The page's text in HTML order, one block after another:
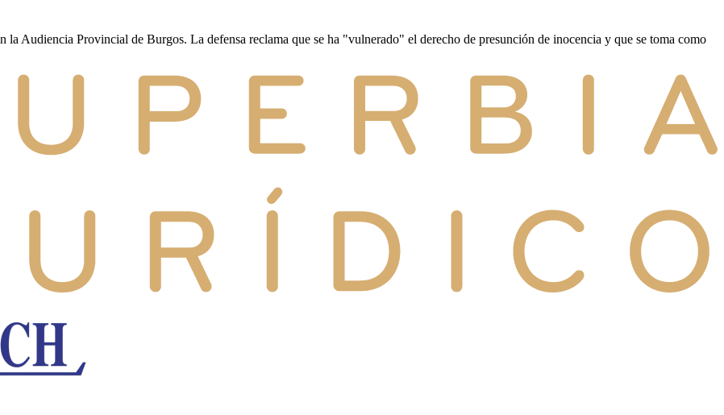
Audiencia Provincial de Burgos. La defensa reclama que se ha "vulnerado" el derecho de presunción de inocencia y que se toma como